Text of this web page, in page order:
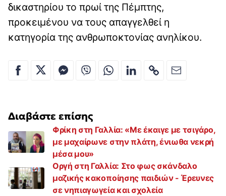
δικαστηρίου το πρωί της Πέμπτης,
προκειμένου να τους απαγγελθεί η
κατηγορία της ανθρωποκτονίας ανηλίκου.
Διαβάστε επίσης
Φρίκη στη Γαλλία: «Με έκαιγε με τσιγάρο,
με μαχαίρωνε στην πλάτη, ένιωθα νεκρή
μέσα μου»
Οργή στη Γαλλία: Στο φως σκάνδαλο
μαζικής κακοποίησης παιδιών - Έρευνες
σε νηπιαγωγεία και σχολεία